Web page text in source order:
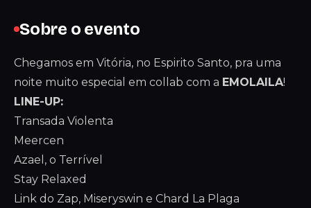
Sobre o evento
Chegamos em Vitória, no Espirito Santo, pra uma
noite muito especial em collab com a EMOLAILA!
LINE-UP:
Transada Violenta
Meercen
Azael, o Terrível
Stay Relaxed
Link do Zap, Miseryswin e Chard La Plaga